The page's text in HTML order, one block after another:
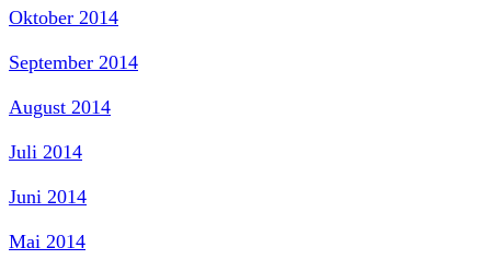
Oktober 2014
September 2014
August 2014
Juli 2014
Juni 2014
Mai 2014